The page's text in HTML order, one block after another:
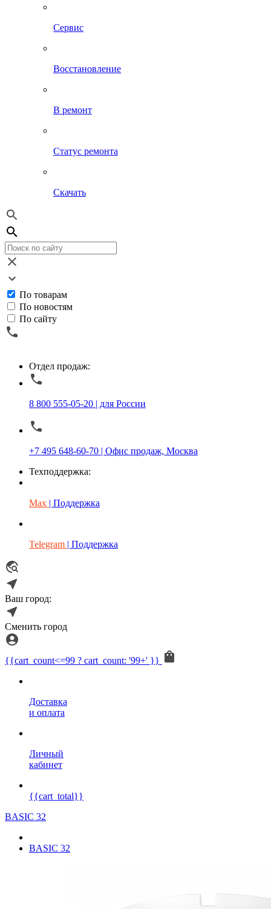
Сервис
Восстановление
В ремонт
Статус ремонта
Скачать
По товарам
По новостям
По сайту
Отдел продаж:
8 800 555-05-20 | для России
+7 495 648-60-70 | Офис продаж, Москва
Техподдержка:
Max | Поддержка
Telegram | Поддержка
Ваш город:
Сменить город
{{cart_count<=99 ? cart_count: '99+' }}
Доставка
и оплата
Личный
кабинет
{{cart_total}}
BASIC 32
BASIC 32